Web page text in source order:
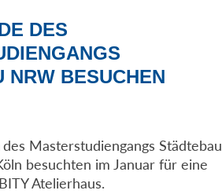
DES
NRW BESUCHEN
Masterstudiengangs Städtebau
besuchten im Januar für eine
Atelierhaus.